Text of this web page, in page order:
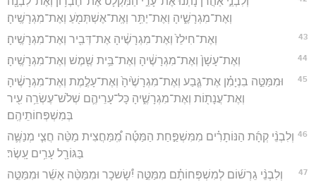
וְאֶת־מִגְרָשֶׁ֑יהָ וְאֶת־יַתִּ֥ר וְאֶֽת־אֶשְׁתְּמֹ֖עַ וְאֶת־מִגְרָשֶֽׁיהָ׃
43 וְאֶת־חִילֵז֙ וְאֶת־מִגְרָשֶׁ֔יהָ אֶת־דְּבִ֖יר וְאֶת־מִגְרָשֶֽׁיהָ׃
44 וְאֶת־עָשָׁן֙ וְאֶת־מִגְרָשֶׁ֔יהָ וְאֶת־בֵּ֥ית שֶׁ֖מֶשׁ וְאֶת־מִגְרָשֶֽׁיהָ׃
45
וּמִמַּטֵּ֣ה בִנְיָמִ֗ן אֶת־גֶּ֤בַע וְאֶת־מִגְרָשֶׁ֙יהָ֙ וְאֶת־עָלֶ֣מֶת וְאֶת־מִגְרָשֶׁ֔יהָ
וְאֶת־עֲנָת֖וֹת וְאֶת־מִגְרָשֶׁ֑יהָ כָּל־עָרֵיהֶ֛ם שְׁלֹשׁ־עֶשְׂרֵ֥ה עִ֖יר
בְּמִשְׁפְּחוֹתֵיהֶֽם׃
46 וְלִבְנֵ֨י קְהָ֜ת הַנּוֹתָרִ֗ים מִמִּשְׁפַּ֣חַת הַמַּטֶּ֡ה מִֽ֠מַּחֲצִית מַטֵּ֨ה חֲצִ֧י מְנַשֶּׁ֛ה
בַּגּוֹרָ֖ל עָרִ֥ים עָֽשֶׂר׃
47
וְלִבְנֵ֨י גֵרְשׁ֜וֹם לְמִשְׁפְּחוֹתָ֗ם מִמַּטֵּ֣ה יִ֠שָׂשכָר וּמִמַּטֵּ֨ה אָשֵׁ֜ר וּמִמַּטֵּ֣ה